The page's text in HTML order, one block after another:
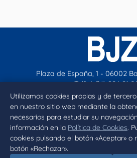
Utilizamos cookies propias y de
en nuestro sitio web mediante la
necesarios para estudiar su
información en la Política de Cookies.
cookies pulsando el botón «Aceptar» o
botón «Rechazar».
Plaza de España, 1 - 06002
Telf. (+34) 924 21
Facebook
X
Inicio Aviso legal